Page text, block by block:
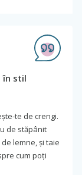
în stil
te de crengi.
de stăpânit
lemne, și taie
cum poți